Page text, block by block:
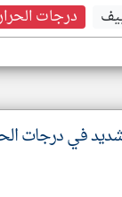
درجات
في درجات